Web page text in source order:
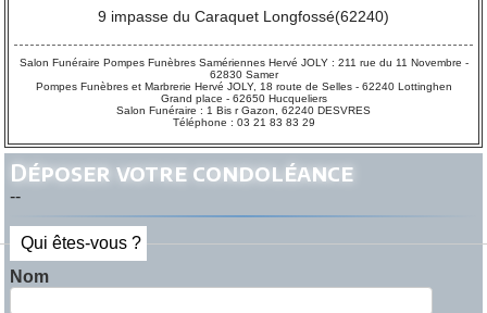
9 impasse du Caraquet Longfossé(62240)
Salon Funéraire Pompes Funèbres Samériennes Hervé JOLY : 211 rue du 11 Novembre -
62830 Samer
Pompes Funèbres et Marbrerie Hervé JOLY, 18 route de Selles - 62240 Lottinghen
Grand place - 62650 Hucqueliers
Salon Funéraire : 1 Bis r Gazon, 62240 DESVRES
Téléphone : 03 21 83 83 29
Déposer votre condoléance
--
Qui êtes-vous ?
Nom